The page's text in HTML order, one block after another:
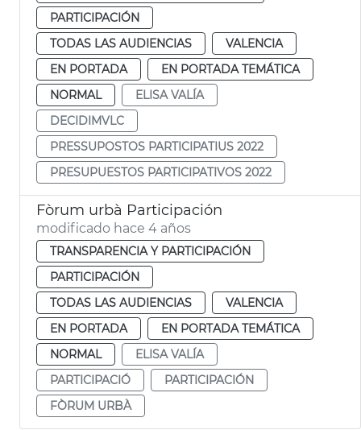
PARTICIPACIÓN
TODAS LAS AUDIENCIAS
VALENCIA
EN PORTADA
EN PORTADA TEMÁTICA
NORMAL
ELISA VALÍA
DECIDIMVLC
PRESSUPOSTOS PARTICIPATIUS 2022
PRESUPUESTOS PARTICIPATIVOS 2022
Fòrum urbà Participación
modificado hace 4 años
TRANSPARENCIA Y PARTICIPACIÓN
PARTICIPACIÓN
TODAS LAS AUDIENCIAS
VALENCIA
EN PORTADA
EN PORTADA TEMÁTICA
NORMAL
ELISA VALÍA
PARTICIPACIÓ
PARTICIPACIÓN
FÒRUM URBÀ